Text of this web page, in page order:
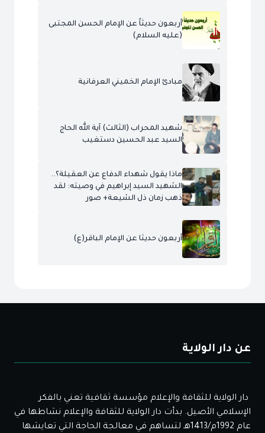
أربعون حديثاً عن الإمام الحسن المجتبى
(عليه السلام)
مبادئ الإمام الخميني العرفانية
شهيد المحراب (الثالث) آية الله الحاج
السيد عبد الحسين دستغيب
ماذا يقول شهداء الدفاع عن العقيلة؟..
الشهيد السيد إبراهيم في وصيته: لقد
ذهب زمان ذل الشيعة+ صور
أربعون حديثا عن الإمام الباقر(ع)
عن دار الولاية
دار الولاية للثقافة والإعلام مؤسسة ثقافية تعني بالفكر
الإسلامي الأصيل. بدأت دار الولاية للثقافة والإعلام نشاطها في
عام 1992م/1413هـ لتساهم في معالجة الحاجة التي تعايشها